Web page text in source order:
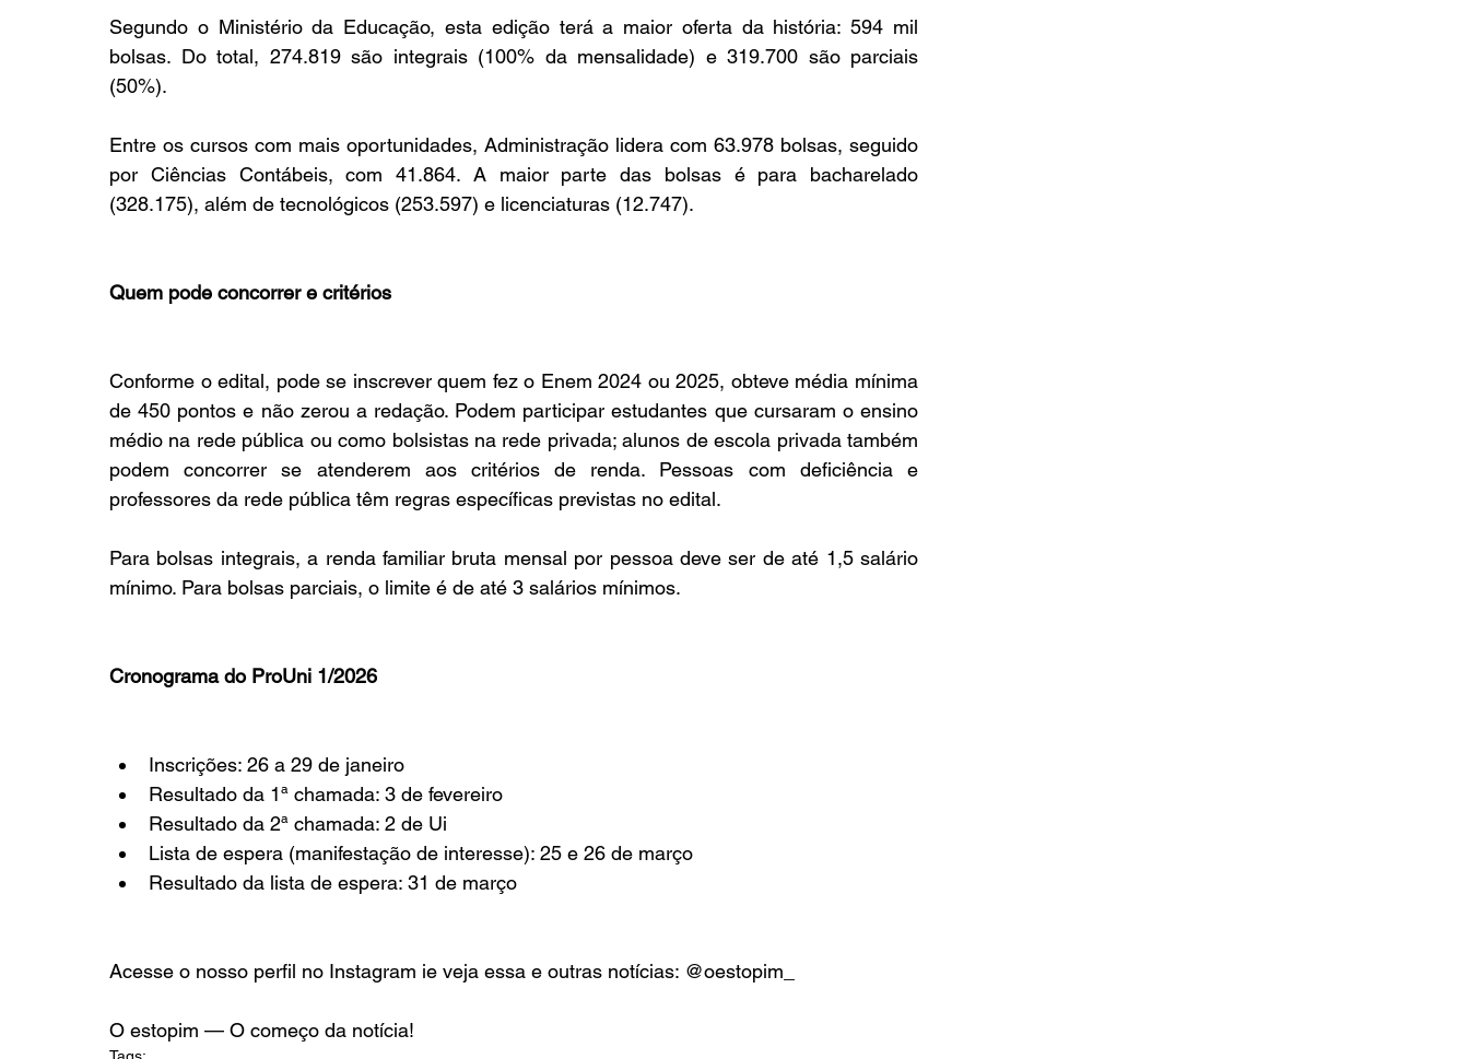
Segundo o Ministério da Educação, esta edição terá a maior oferta da história: 594 mil
bolsas. Do total, 274.819 são integrais (100% da mensalidade) e 319.700 são parciais
(50%).
Entre os cursos com mais oportunidades, Administração lidera com 63.978 bolsas, seguido
por Ciências Contábeis, com 41.864. A maior parte das bolsas é para bacharelado
(328.175), além de tecnológicos (253.597) e licenciaturas (12.747).
Quem pode concorrer e critérios
Conforme o edital, pode se inscrever quem fez o Enem 2024 ou 2025, obteve média mínima
de 450 pontos e não zerou a redação. Podem participar estudantes que cursaram o ensino
médio na rede pública ou como bolsistas na rede privada; alunos de escola privada também
podem concorrer se atenderem aos critérios de renda. Pessoas com deficiência e
professores da rede pública têm regras específicas previstas no edital.
Para bolsas integrais, a renda familiar bruta mensal por pessoa deve ser de até 1,5 salário
mínimo. Para bolsas parciais, o limite é de até 3 salários mínimos.
Cronograma do ProUni 1/2026
Inscrições: 26 a 29 de janeiro
Resultado da 1ª chamada: 3 de fevereiro
Resultado da 2ª chamada: 2 de Ui
Lista de espera (manifestação de interesse): 25 e 26 de março
Resultado da lista de espera: 31 de março
Acesse o nosso perfil no Instagram ie veja essa e outras notícias: @oestopim_
O estopim — O começo da notícia!
Tags: